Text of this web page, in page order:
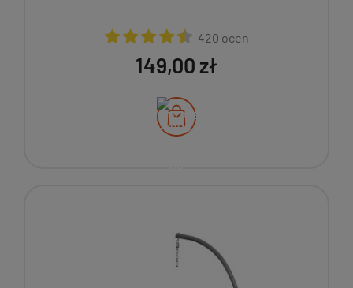
420 ocen
149,00 zł